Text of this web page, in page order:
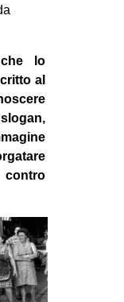
che lo
al
contro